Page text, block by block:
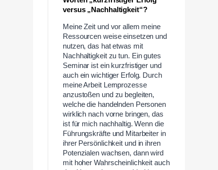
versus „Nachhaltigkeit“?
Meine Zeit und vor allem meine
Ressourcen weise einsetzen und
nutzen, das hat etwas mit
Nachhaltigkeit zu tun. Ein gutes
Seminar ist ein kurzfristiger und
auch ein wichtiger Erfolg. Durch
meine Arbeit Lernprozesse
anzustoßen und zu begleiten,
welche die handelnden Personen
wirklich nach vorne bringen, das
ist für mich nachhaltig. Wenn die
Führungskräfte und Mitarbeiter in
ihrer Persönlichkeit und in ihren
Potenzialen wachsen, dann wird
mit hoher Wahrscheinlichkeit auch